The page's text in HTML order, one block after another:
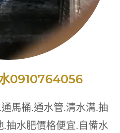
0910764056
馬桶.通水管.清水溝.抽
.抽水肥價格便宜.自備水